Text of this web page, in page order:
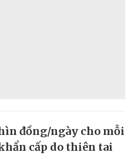
đồng/ngày cho mỗi
cấp do thiên tai